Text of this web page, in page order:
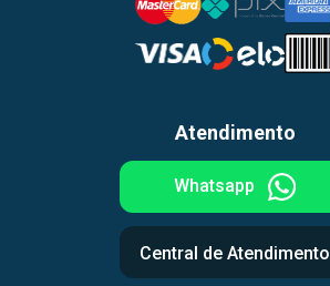
Atendimento
Whatsapp
Central de Atendimento